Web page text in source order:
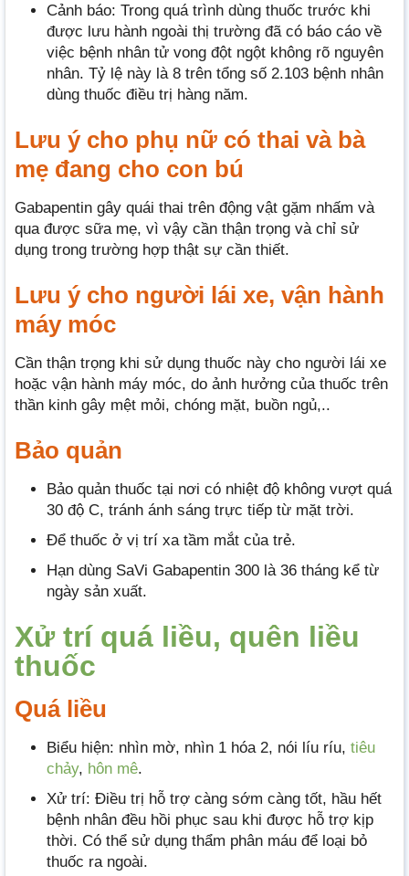
Cảnh báo: Trong quá trình dùng thuốc trước khi
được lưu hành ngoài thị trường đã có báo cáo về
việc bệnh nhân tử vong đột ngột không rõ nguyên
nhân. Tỷ lệ này là 8 trên tổng số 2.103 bệnh nhân
dùng thuốc điều trị hàng năm.
Lưu ý cho phụ nữ có thai và bà
mẹ đang cho con bú
Gabapentin gây quái thai trên động vật gặm nhấm và
qua được sữa mẹ, vì vậy cần thận trọng và chỉ sử
dụng trong trường hợp thật sự cần thiết.
Lưu ý cho người lái xe, vận hành
máy móc
Cần thận trọng khi sử dụng thuốc này cho người lái xe
hoặc vận hành máy móc, do ảnh hưởng của thuốc trên
thần kinh gây mệt mỏi, chóng mặt, buồn ngủ,..
Bảo quản
Bảo quản thuốc tại nơi có nhiệt độ không vượt quá
30 độ C, tránh ánh sáng trực tiếp từ mặt trời.
Để thuốc ở vị trí xa tầm mắt của trẻ.
Hạn dùng SaVi Gabapentin 300 là 36 tháng kể từ
ngày sản xuất.
Xử trí quá liều, quên liều
thuốc
Quá liều
Biểu hiện: nhìn mờ, nhìn 1 hóa 2, nói líu ríu, tiêu
chảy, hôn mê.
Xử trí: Điều trị hỗ trợ càng sớm càng tốt, hầu hết
bệnh nhân đều hồi phục sau khi được hỗ trợ kịp
thời. Có thể sử dụng thẩm phân máu để loại bỏ
thuốc ra ngoài.